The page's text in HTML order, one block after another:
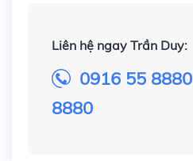
Liên hệ ngay Trần Duy:
0916 55 8880
8880